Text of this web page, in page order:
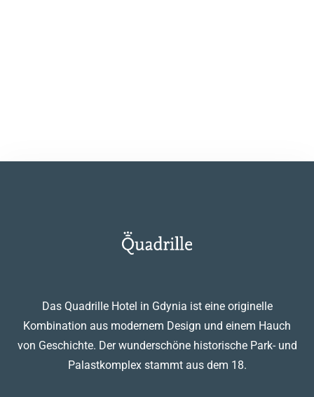
Das Quadrille Hotel in Gdynia ist eine originelle
Kombination aus modernem Design und einem Hauch
von Geschichte. Der wunderschöne historische Park- und
Palastkomplex stammt aus dem 18.